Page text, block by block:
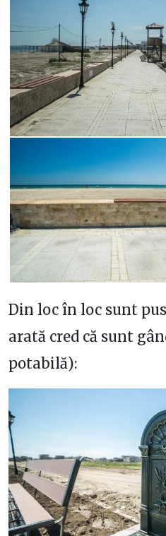
Din loc în loc sunt
arată cred că sunt
potabilă):